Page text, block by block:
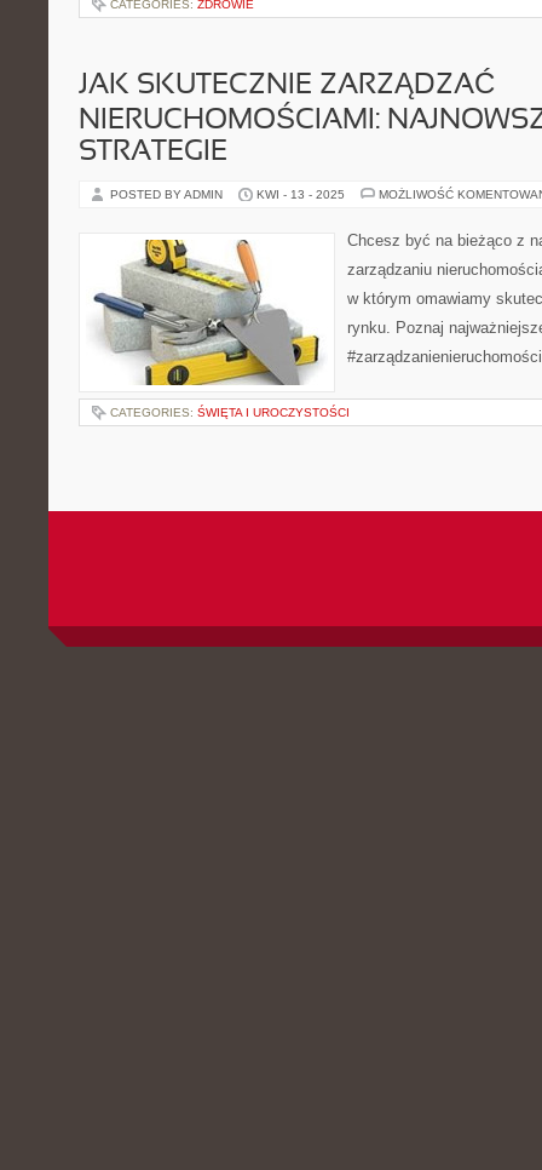
CATEGORIES: ZDROWIE
JAK SKUTECZNIE ZARZĄDZAĆ
NIERUCHOMOŚCIAMI:
STRATEGIE
POSTED BY ADMIN KWI - 13 - 2025 MOŻLIWOŚĆ
Chcesz być na bieżąco z
zarządzaniu
w którym omawiamy
rynku. Poznaj
CATEGORIES: ŚWIĘTA I UROCZYSTOŚCI